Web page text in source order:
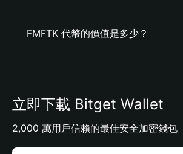
FMFTK 代幣的價值是多少？
立即下載 Bitget Wallet
2,000 萬用戶信賴的最佳安全加密錢包